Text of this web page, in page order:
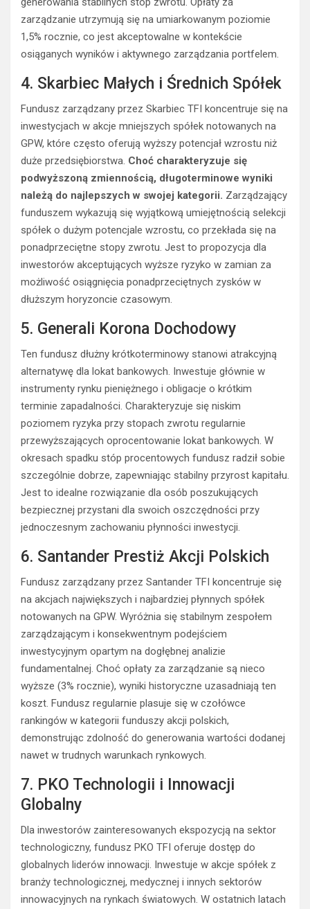
zarządzanie utrzymują się na umiarkowanym poziomie
1,5% rocznie, co jest akceptowalne w kontekście
osiąganych wyników i aktywnego zarządzania portfelem.
4. Skarbiec Małych i Średnich Spółek
Fundusz zarządzany przez Skarbiec TFI koncentruje się na
inwestycjach w akcje mniejszych spółek notowanych na
GPW, które często oferują wyższy potencjał wzrostu niż
duże przedsiębiorstwa. Choć charakteryzuje się
podwyższoną zmiennością, długoterminowe wyniki
należą do najlepszych w swojej kategorii. Zarządzający
funduszem wykazują się wyjątkową umiejętnością selekcji
spółek o dużym potencjale wzrostu, co przekłada się na
ponadprzeciętne stopy zwrotu. Jest to propozycja dla
inwestorów akceptujących wyższe ryzyko w zamian za
możliwość osiągnięcia ponadprzeciętnych zysków w
dłuższym horyzoncie czasowym.
5. Generali Korona Dochodowy
Ten fundusz dłużny krótkoterminowy stanowi atrakcyjną
alternatywę dla lokat bankowych. Inwestuje głównie w
instrumenty rynku pieniężnego i obligacje o krótkim
terminie zapadalności. Charakteryzuje się niskim
poziomem ryzyka przy stopach zwrotu regularnie
przewyższających oprocentowanie lokat bankowych. W
okresach spadku stóp procentowych fundusz radził sobie
szczególnie dobrze, zapewniając stabilny przyrost kapitału.
Jest to idealne rozwiązanie dla osób poszukujących
bezpiecznej przystani dla swoich oszczędności przy
jednoczesnym zachowaniu płynności inwestycji.
6. Santander Prestiż Akcji Polskich
Fundusz zarządzany przez Santander TFI koncentruje się
na akcjach największych i najbardziej płynnych spółek
notowanych na GPW. Wyróżnia się stabilnym zespołem
zarządzającym i konsekwentnym podejściem
inwestycyjnym opartym na dogłębnej analizie
fundamentalnej. Choć opłaty za zarządzanie są nieco
wyższe (3% rocznie), wyniki historyczne uzasadniają ten
koszt. Fundusz regularnie plasuje się w czołówce
rankingów w kategorii funduszy akcji polskich,
demonstrując zdolność do generowania wartości dodanej
nawet w trudnych warunkach rynkowych.
7. PKO Technologii i Innowacji
Globalny
Dla inwestorów zainteresowanych ekspozycją na sektor
technologiczny, fundusz PKO TFI oferuje dostęp do
globalnych liderów innowacji. Inwestuje w akcje spółek z
branży technologicznej, medycznej i innych sektorów
innowacyjnych na rynkach światowych. W ostatnich latach